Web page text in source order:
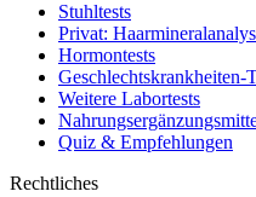
Stuhltests
Privat:
Hormontests
Geschlechtskrankheiten-
Weitere Labortests
Quiz & Empfehlungen
Rechtliches